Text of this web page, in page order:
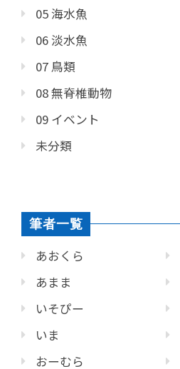
05 海水魚
06 淡水魚
07 鳥類
08 無脊椎動物
09 イベント
未分類
筆者一覧
あおくら
あまま
いそぴー
いま
おーむら